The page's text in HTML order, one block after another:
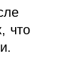
что